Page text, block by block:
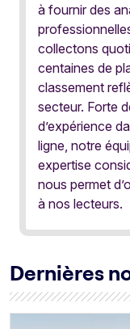
à fournir des
collectons
centaines de
classement
secteur. Forte
d’expérience
ligne, notre
expertise
nous permet
à nos lecteurs.
Dernières